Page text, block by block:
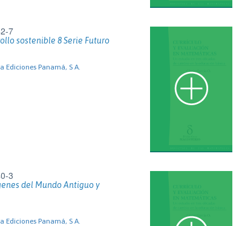
7
sostenible 8 Serie Futuro
Ediciones Panamá, S A.
3
del Mundo Antiguo y
Ediciones Panamá, S A.